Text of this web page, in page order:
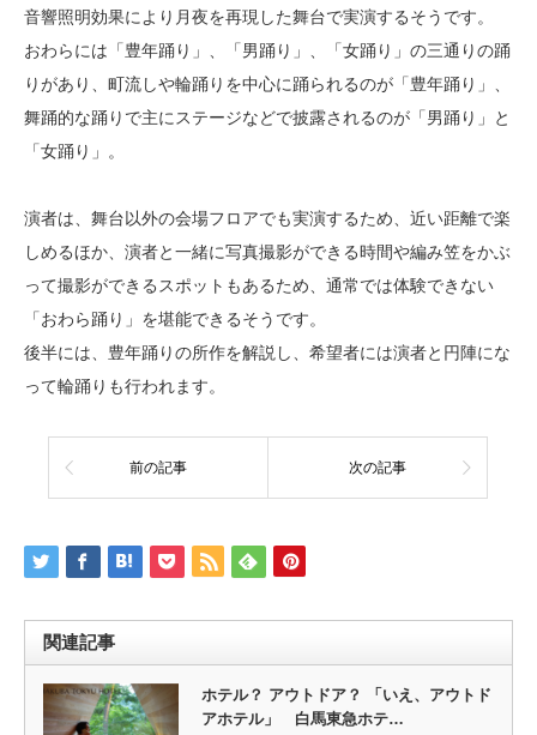
音響照明効果により月夜を再現した舞台で実演するそうです。
おわらには「豊年踊り」、「男踊り」、「女踊り」の三通りの踊
りがあり、町流しや輪踊りを中心に踊られるのが「豊年踊り」、
舞踊的な踊りで主にステージなどで披露されるのが「男踊り」と
「女踊り」。
演者は、舞台以外の会場フロアでも実演するため、近い距離で楽
しめるほか、演者と一緒に写真撮影ができる時間や編み笠をかぶ
って撮影ができるスポットもあるため、通常では体験できない
「おわら踊り」を堪能できるそうです。
後半には、豊年踊りの所作を解説し、希望者には演者と円陣にな
って輪踊りも行われます。
前の記事 次の記事
関連記事
ホテル？ アウトドア？ 「いえ、アウトド
アホテル」 白馬東急ホテ…